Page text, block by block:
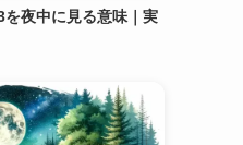
夜中に見る意味｜実